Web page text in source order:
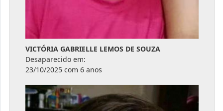
VICTÓRIA GABRIELLE LEMOS DE SOUZA
Desaparecido em:
23/10/2025 com 6 anos